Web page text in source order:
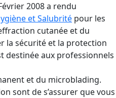
2008 a rendu
et Salubrité pour les
cutanée et du
la sécurité et la protection
destinée aux professionnels
et du microblading.
sont de s’assurer que vous